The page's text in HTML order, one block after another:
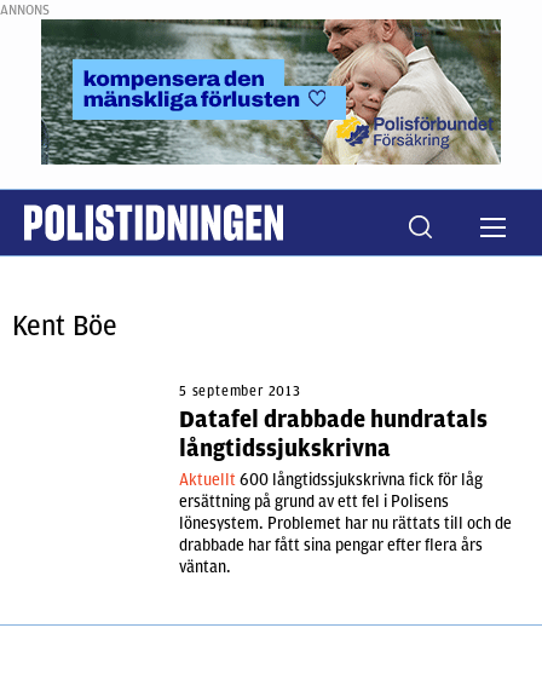
ANNONS
Kent Böe
5 september 2013
Datafel drabbade hundratals
långtidssjukskrivna
Aktuellt 600 långtidssjukskrivna fick för låg
ersättning på grund av ett fel i Polisens
lönesystem. Problemet har nu rättats till och de
drabbade har fått sina pengar efter flera års
väntan.